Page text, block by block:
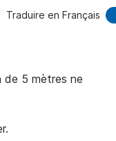
Traduire en Français
de 5 mètres ne